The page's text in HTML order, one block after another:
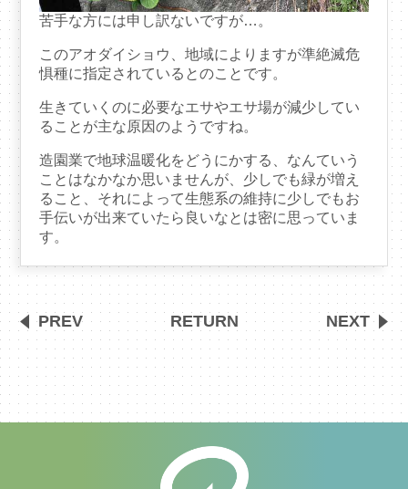
苦手な方には申し訳ないですが…。
このアオダイショウ、地域によりますが準絶滅危
惧種に指定されているとのことです。
生きていくのに必要なエサやエサ場が減少してい
ることが主な原因のようですね。
造園業で地球温暖化をどうにかする、なんていう
ことはなかなか思いませんが、少しでも緑が増え
ること、それによって生態系の維持に少しでもお
手伝いが出来ていたら良いなとは密に思っていま
す。
PREV RETURN NEXT